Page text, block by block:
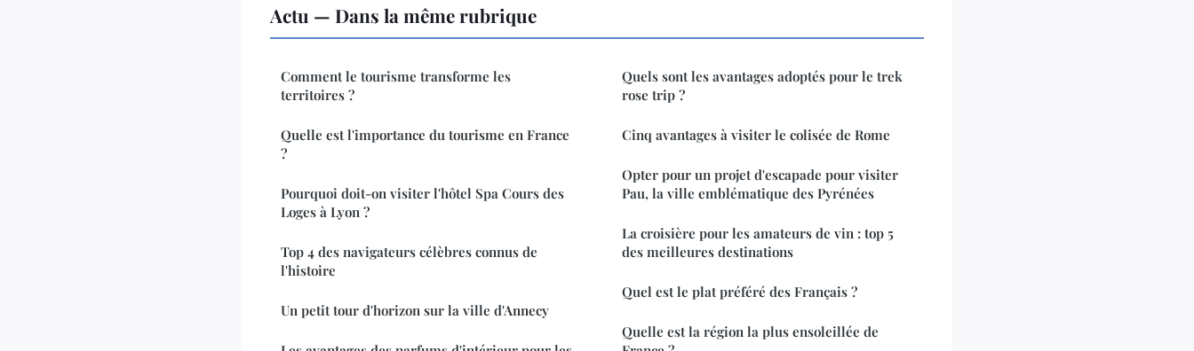
Actu — Dans la même rubrique
Comment le tourisme transforme les
territoires ?
Quelle est l'importance du tourisme en France
?
Pourquoi doit-on visiter l'hôtel Spa Cours des
Loges à Lyon ?
Top 4 des navigateurs célèbres connus de
l'histoire
Un petit tour d'horizon sur la ville d'Annecy
Quels sont les avantages adoptés pour le trek
rose trip ?
Cinq avantages à visiter le colisée de Rome
Opter pour un projet d'escapade pour visiter
Pau, la ville emblématique des Pyrénées
La croisière pour les amateurs de vin : top 5
des meilleures destinations
Quel est le plat préféré des Français ?
Quelle est la région la plus ensoleillée de